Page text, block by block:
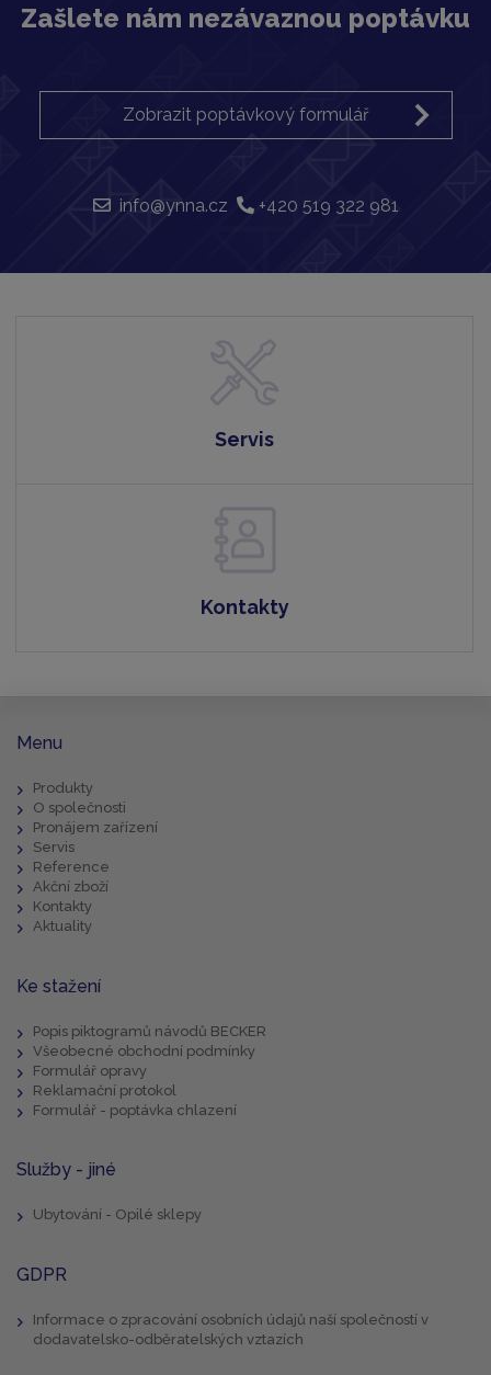
Zašlete nám nezávaznou poptávku
Zobrazit poptávkový formulář
info@ynna.cz +420 519 322 981
Servis
Kontakty
Menu
Produkty
O společnosti
Pronájem zařízení
Servis
Reference
Akční zboží
Kontakty
Aktuality
Ke stažení
Popis piktogramů návodů BECKER
Všeobecné obchodní podmínky
Formulář opravy
Reklamační protokol
Formulář - poptávka chlazení
Služby - jiné
Ubytování - Opilé sklepy
GDPR
Informace o zpracování osobních údajů naší společností v
dodavatelsko-odběratelských vztazích